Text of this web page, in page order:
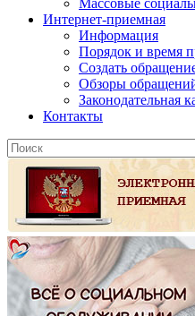
Массовые
Интернет-приемная
Информация
Порядок и время
Создать
Обзоры
Законодательная
Контакты